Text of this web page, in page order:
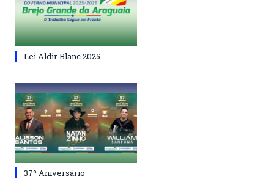
Lei Aldir Blanc 2025
37º Aniversário